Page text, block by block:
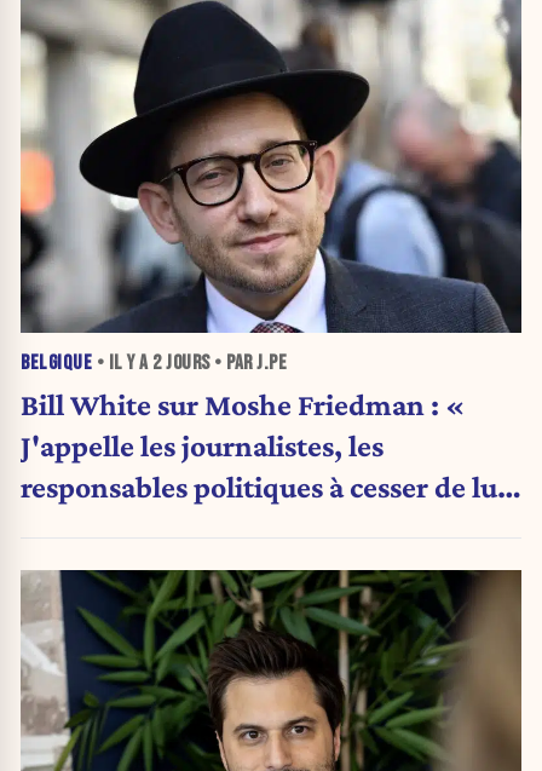
BELGIQUE • IL Y A 2 JOURS• PAR J.PE
Bill White sur Moshe Friedman : «
J'appelle les journalistes, les
responsables politiques à cesser de lui